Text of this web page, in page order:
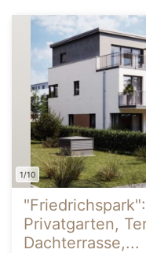
1/10
Privatgarten,
Dachterrasse,...